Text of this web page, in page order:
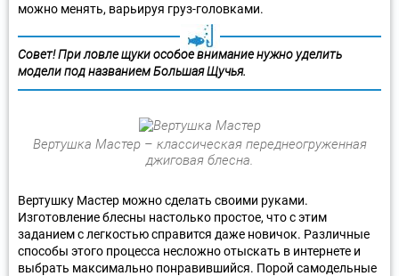
можно менять, варьируя груз-головками.
Совет! При ловле щуки особое внимание нужно уделить
модели под названием Большая Щучья.
Вертушка Мастер – классическая переднеогруженная
джиговая блесна.
Вертушку Мастер можно сделать своими руками.
Изготовление блесны настолько простое, что с этим
заданием с легкостью справится даже новичок. Различные
способы этого процесса несложно отыскать в интернете и
выбрать максимально понравившийся. Порой самодельные